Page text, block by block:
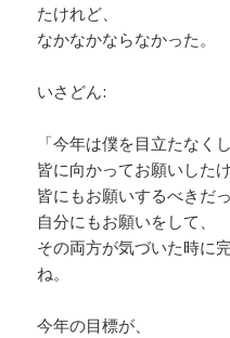
たけれど、
なかなかならなかった。
いさどん:
「今年は僕を目立たなく
皆に向かってお願いしたけ
皆にもお願いするべきだ
自分にもお願いをして、
その両方が気づいた時に
ね。
今年の目標が、